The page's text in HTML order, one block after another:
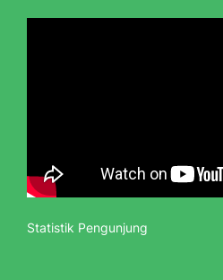
Statistik Pengunjung